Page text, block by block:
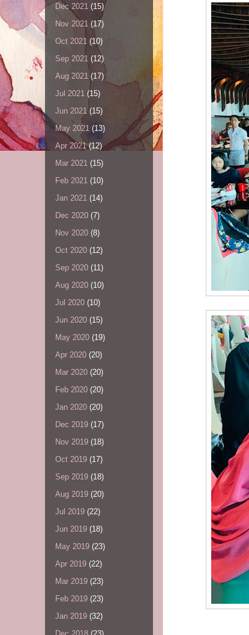
Dec 2021 (15)
Nov 2021 (17)
Oct 2021 (10)
Sep 2021 (12)
Aug 2021 (17)
Jul 2021 (15)
Jun 2021(15)
May 2021 (13)
Apr 2021(12)
Mar 2021 (15)
Feb 2021 (10)
Jan 2021 (14)
Dec 2020 (7)
Nov 2020 (8)
Oct 2020 (12)
Sep 2020 (11)
Aug 2020 (10)
Jul 2020 (10)
Jun 2020 (15)
May 2020 (19)
Apr 2020 (20)
Mar 2020 (20)
Feb 2020 (20)
Jan 2020 (20)
Dec 2019 (17)
Nov 2019 (18)
Oct 2019 (17)
Sep 2019 (18)
Aug 2019 (20)
Jul 2019 (22)
Jun 2019 (18)
May 2019 (23)
Apr 2019 (22)
Mar 2019 (23)
Feb 2019 (23)
Jan 2019 (32)